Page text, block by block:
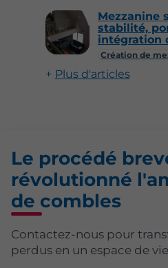
Création de
Mezzanine
stabilité,
intégration
Plus d'articles
Le procédé
révolutionné
de combles
Contactez-nous pour
perdus en un espace de